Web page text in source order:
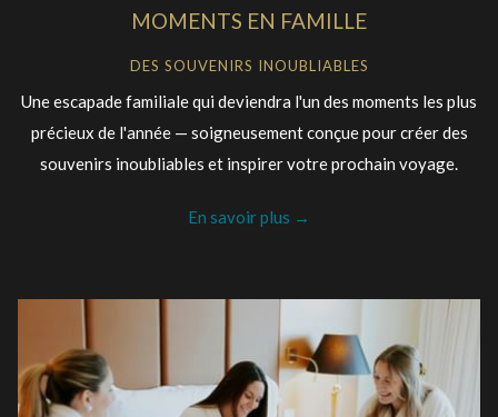
MOMENTS EN FAMILLE
DES SOUVENIRS INOUBLIABLES
Une escapade familiale qui deviendra l'un des moments les plus
précieux de l'année — soigneusement conçue pour créer des
souvenirs inoubliables et inspirer votre prochain voyage.
En savoir plus